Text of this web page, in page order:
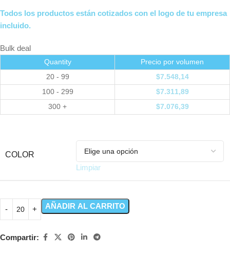
Todos los productos están cotizados con el logo de tu empresa
incluido.
Bulk deal
Quantity
Precio por volumen
20 - 99
$7.548,14
100 - 299
$7.311,89
300 +
$7.076,39
COLOR
Limpiar
AÑADIR AL CARRITO
Compartir: